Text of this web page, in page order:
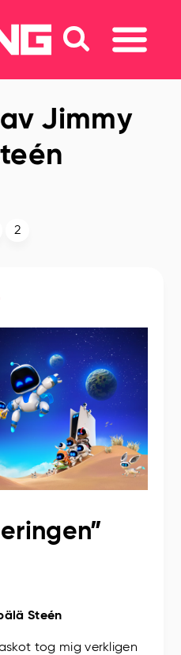
Jimmy
2
Steén
tog mig verkligen